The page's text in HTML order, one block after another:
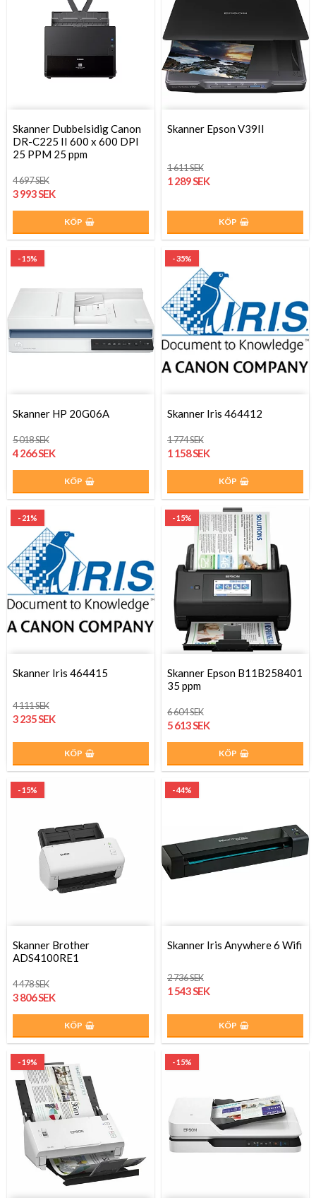
Skanner Dubbelsidig Canon
DR-C225 II 600 x 600 DPI
25 PPM 25 ppm
4 697 SEK
3 993 SEK
KÖP
Skanner Epson V39II
1 611 SEK
1 289 SEK
KÖP
- 15%
Skanner HP 20G06A
5 018 SEK
4 266 SEK
KÖP
- 35%
Skanner Iris 464412
1 774 SEK
1 158 SEK
KÖP
- 21%
Skanner Iris 464415
4 111 SEK
3 235 SEK
KÖP
- 15%
Skanner Epson B11B258401
35 ppm
6 604 SEK
5 613 SEK
KÖP
- 15%
Skanner Brother
ADS4100RE1
4 478 SEK
3 806 SEK
KÖP
- 44%
Skanner Iris Anywhere 6 Wifi
2 736 SEK
1 543 SEK
KÖP
- 19% - 15%